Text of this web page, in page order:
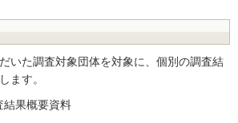
いた調査対象団体を対象に、個別の調査結
ます。
結果概要資料